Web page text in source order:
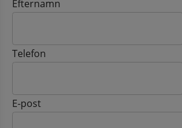
Efternamn
Telefon
E-post